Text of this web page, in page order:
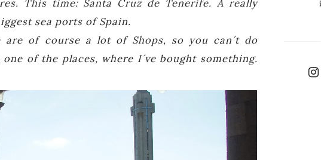
This time: Santa Cruz de Tenerife. A really
sea ports of Spain.
of course a lot of Shops, so you can´t do
of the places, where I´ve bought something.